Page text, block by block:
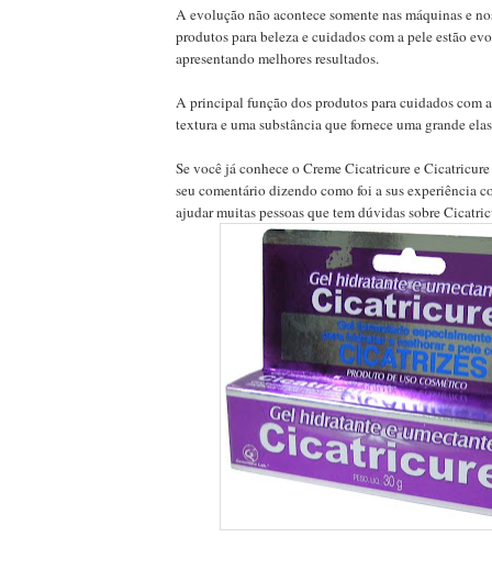
A evolução não acontece somente nas máquinas e
produtos para beleza e cuidados com a pele estão
apresentando melhores resultados.
A principal função dos produtos para cuidados com
textura e uma substância que fornece uma grande
Se você já conhece o Creme Cicatricure e
seu comentário dizendo como foi a sus experiência
ajudar muitas pessoas que tem dúvidas sobre